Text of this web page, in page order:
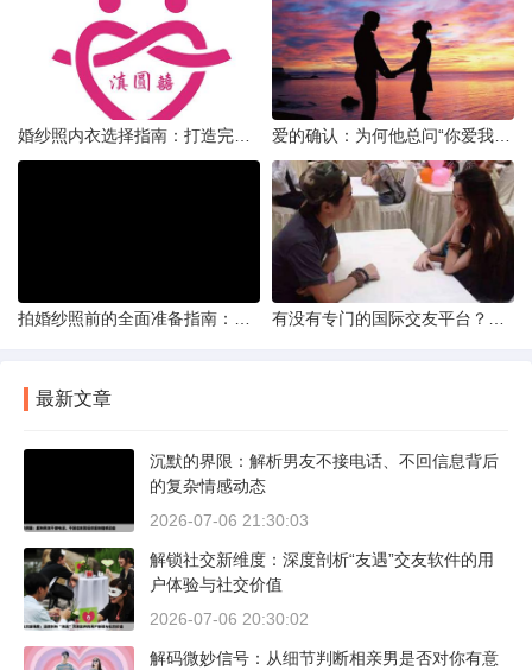
最新文章
沉默的界限：解析男友不接电话、不回信息背后
的复杂情感动态
2026-07-06 21:30:03
解锁社交新维度：深度剖析“友遇”交友软件的用
户体验与社交价值
2026-07-06 20:30:02
解码微妙信号：从细节判断相亲男是否对你有意